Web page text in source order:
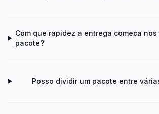
Com que rapidez a entrega começa
pacote?
Posso dividir um pacote entre